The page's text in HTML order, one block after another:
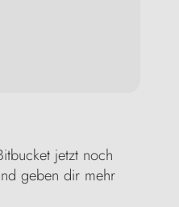
jetzt noch
geben dir mehr